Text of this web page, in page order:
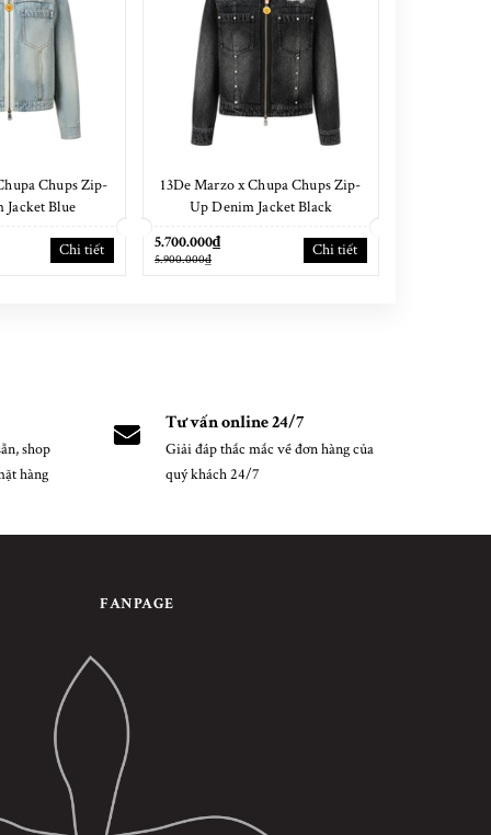
Chups Zip-
Jacket Blue
Chi tiết
13De Marzo x Chupa Chups Zip-
Up Denim Jacket Black
5.700.000₫
5.900.000₫ Chi tiết
shop
hàng
Tư vấn online 24/7
Giải đáp thắc mắc về đơn hàng của
quý khách 24/7
FANPAGE